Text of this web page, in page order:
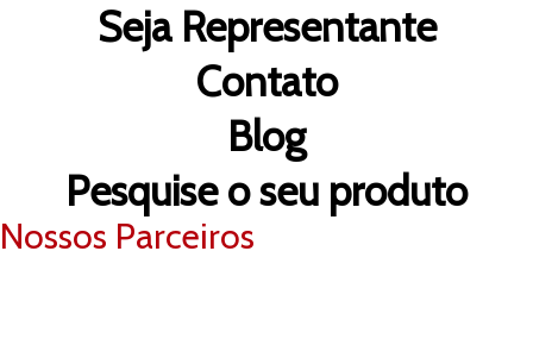
Seja Representante
Contato
Blog
Pesquise o seu produto
Nossos Parceiros